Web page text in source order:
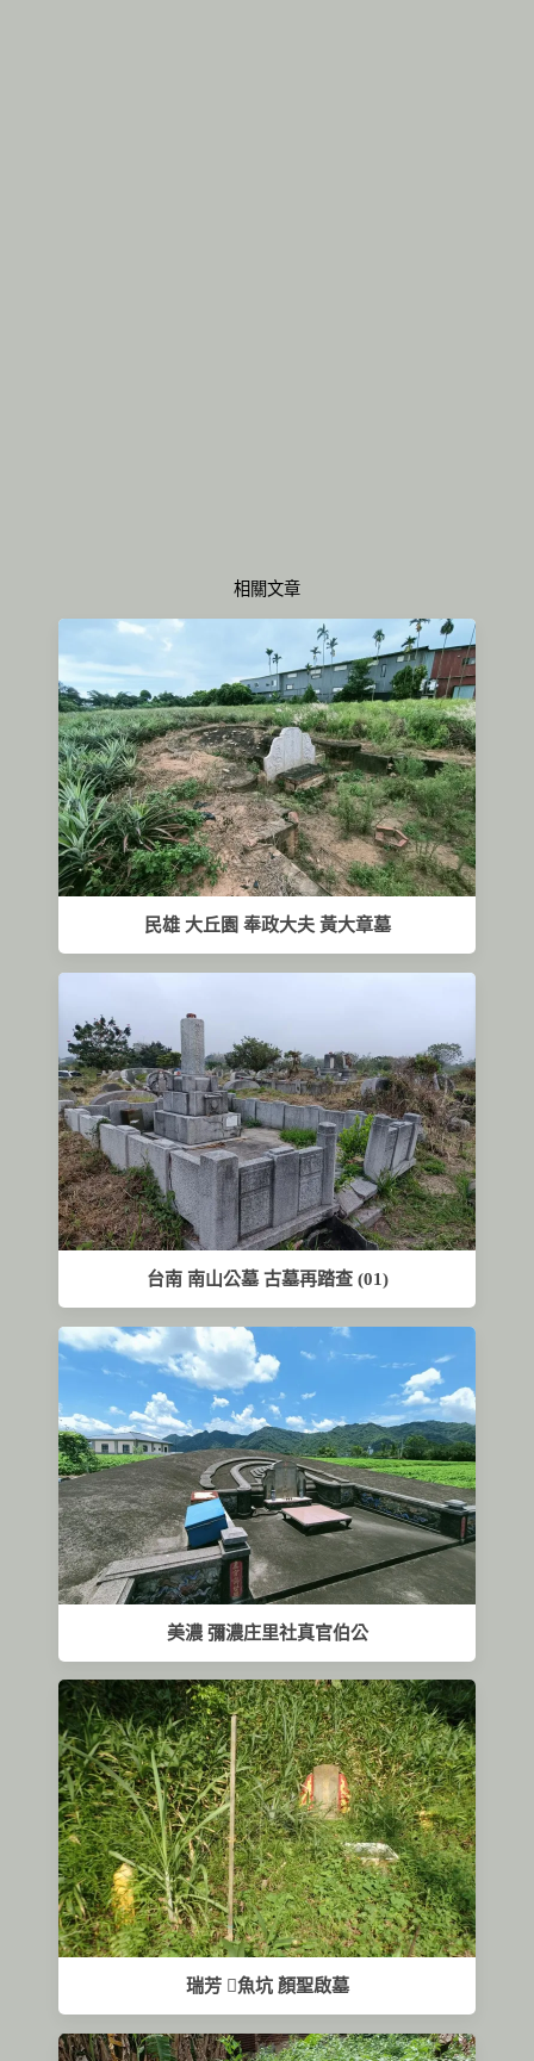
相關文章
民雄 大丘園 奉政大夫 黃大章墓
台南 南山公墓 古墓再踏查 (01)
美濃 彌濃庄里社真官伯公
瑞芳 𫙮魚坑 顏聖啟墓